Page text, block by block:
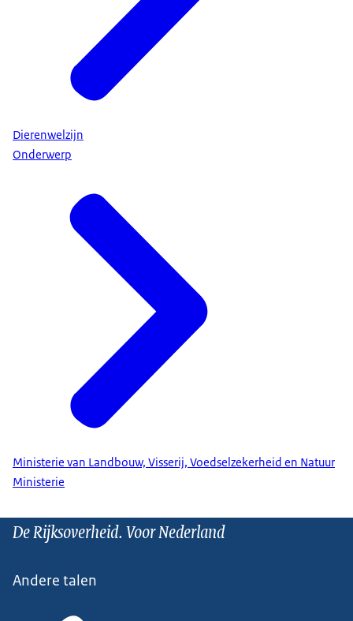
Dierenwelzijn
Onderwerp
Ministerie van Landbouw, Visserij, Voedselzekerheid en Natuur
Ministerie
De Rijksoverheid. Voor Nederland
Andere talen